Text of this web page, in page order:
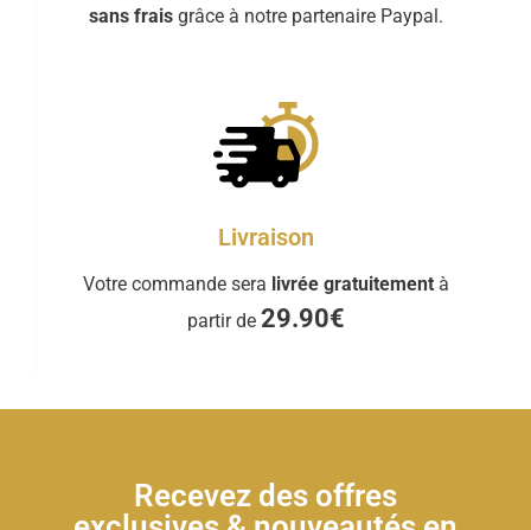
sans frais grâce à notre partenaire Paypal.
Livraison
Votre commande sera livrée gratuitement à
partir de 29.90€
Recevez des offres